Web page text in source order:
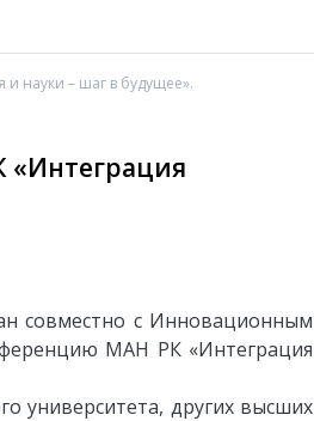
науки – шаг в будущее».
«Интеграция
совместно с Инновационным
МАН РК «Интеграция
университета, других высших